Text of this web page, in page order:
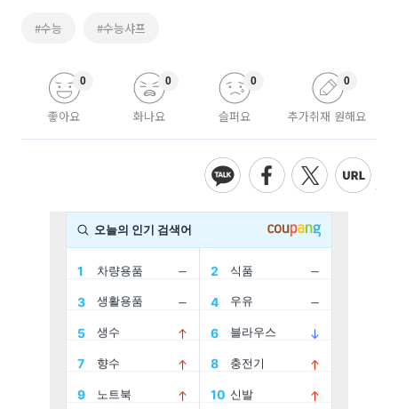
#수능 #수능샤프
좋아요
0
화나요
0
슬퍼요
0
추가취재 원해요
0